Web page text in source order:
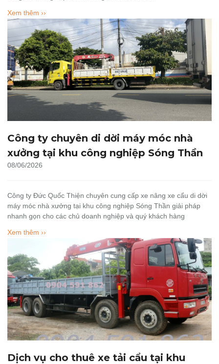
Xem thêm ››
Công ty chuyên di dời máy móc nhà
xưởng tại khu công nghiệp Sóng Thần
08/06/2026
Công ty Đức Quốc Thiện chuyên cung cấp xe nâng xe cẩu di dời
máy móc nhà xưởng tại khu công nghiệp Sóng Thần giải pháp
nhanh gọn cho các chủ doanh nghiệp và quý khách hàng
Xem thêm ››
Dịch vụ cho thuê xe tải cẩu tại khu